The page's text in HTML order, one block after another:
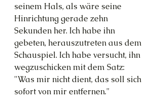
seinem Hals, als wäre seine
Hinrichtung gerade zehn
Sekunden her. Ich habe ihn
gebeten, herauszutreten aus dem
Schauspiel. Ich habe versucht, ihn
wegzuschicken mit dem Satz:
"Was mir nicht dient, das soll sich
sofort von mir entfernen."